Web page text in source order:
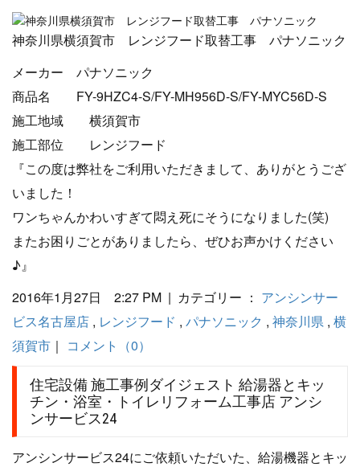
神奈川県横須賀市 レンジフード取替工事 パナソニック
メーカー パナソニック
商品名 FY-9HZC4-S/FY-MH956D-S/FY-MYC56D-S
施工地域 横須賀市
施工部位 レンジフード
『この度は弊社をご利用いただきまして、ありがとうござ
いました！
ワンちゃんかわいすぎて悶え死にそうになりました(笑)
またお困りごとがありましたら、ぜひお声かけください
♪』
2016年1月27日 2:27 PM | カテゴリー ： アンシンサー
ビス名古屋店 , レンジフード , パナソニック , 神奈川県 , 横
須賀市 ｜ コメント（0）
住宅設備 施工事例ダイジェスト 給湯器とキッ
チン・浴室・トイレリフォーム工事店 アンシ
ンサービス24
アンシンサービス24にご依頼いただいた、給湯機器とキッ